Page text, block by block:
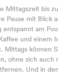
Mittagszeit bis
Pause mit Blick
entspannt am
und einem
Mittags können
ohne sich auch
Und in